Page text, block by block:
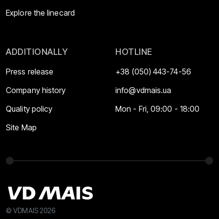
Explore the linecard
ADDITIONALLY
Press release
Company history
Quality policy
Site Map
HOTLINE
+38 (050) 443-74-56
info@vdmais.ua
Mon - Fri, 09:00 - 18:00
© VDMAIS 2026